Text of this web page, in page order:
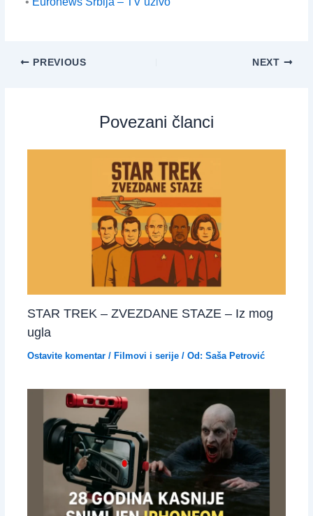
PREVIOUS NEXT
Povezani članci
STAR TREK – ZVEZDANE STAZE – Iz mog
ugla
Ostavite komentar / Filmovi i serije/ Od: Saša Petrović